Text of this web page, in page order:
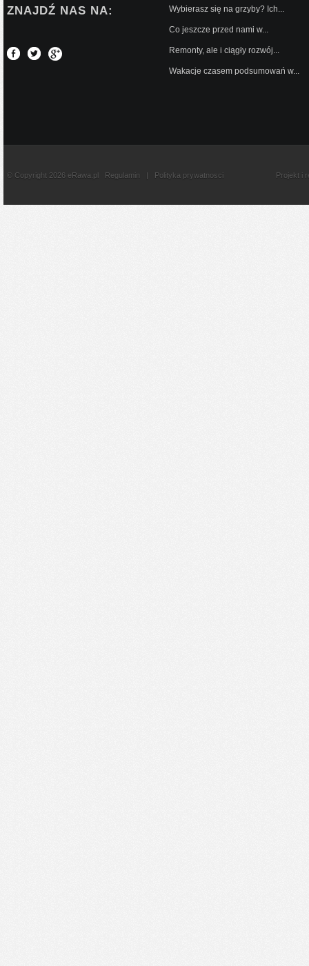
ZNAJDŹ NAS NA: Wybierasz się na grzyby? Ich...
Co jeszcze przed nami w...
Remonty, ale i ciągły rozwój...
Wakacje czasem podsumowań w...
© Copyright 2026 eRawa.pl Regulamin | Polityka prywatnosci Projekt i